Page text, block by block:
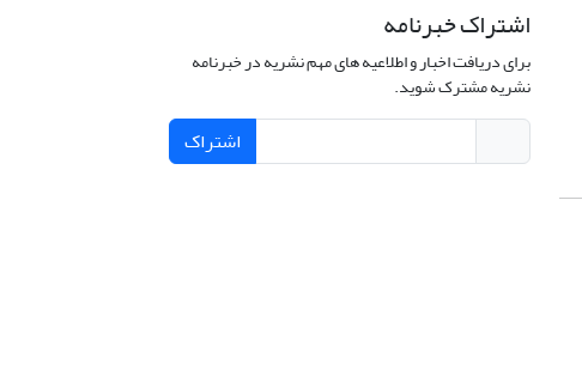
اشتراک خبرنامه
برای دریافت اخبار و اطلاعیه های مهم نشریه در خبرنامه
نشریه مشترک شوید.
اشتراک